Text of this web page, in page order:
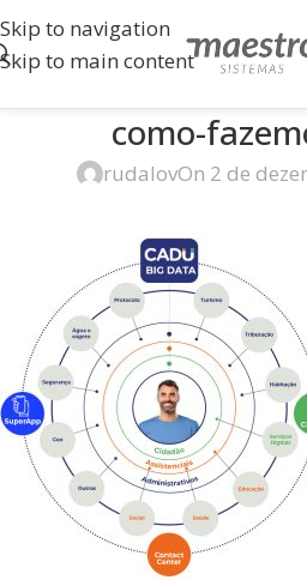
Skip to navigation
Skip to main content
como-
rudalovOn 2 de